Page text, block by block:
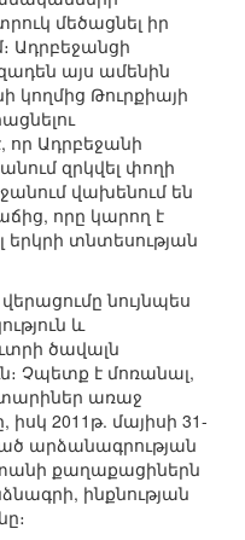
մեծացնել իր
Ադրբեջանցի
այս ամենին
կողմից Թուրքիայի
որ Ադրբեջանի
զրկվել փողի
վախենում են
որը կարող է
տնտեսության
նույնպես
և
ծավալն
Չպետք է մոռանալ,
առաջ
իսկ 2011թ. մայիսի 31-
արձանագրության
քաղաքացիներն
ինքնության